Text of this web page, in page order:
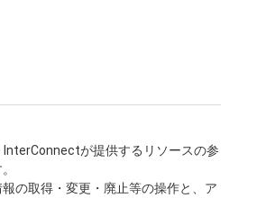
ーを見る
査
査
ド
況
定
けプログラム
画
InterConnectが提供するリソースの参
の取得・変更・廃止等の操作と、ア